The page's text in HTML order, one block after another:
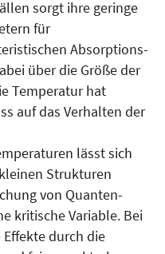
sorgt ihre geringe
für
Absorptions-
über die Größe der
Temperatur hat
auf das Verhalten der
lässt sich
Struk­tu­ren
von Quanten-
kritische Va­ria­b­le. Bei
durch die